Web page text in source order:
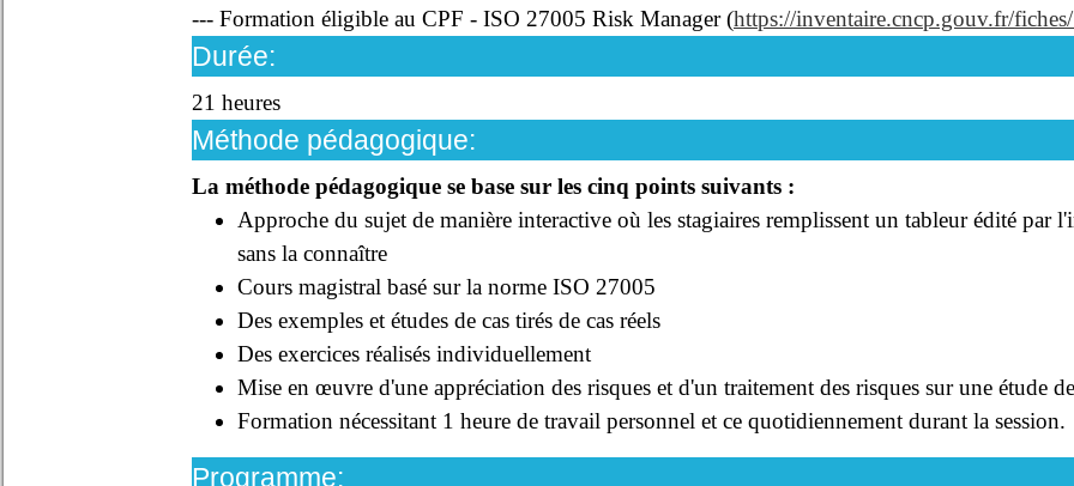
--- Formation éligible au CPF - ISO 27005 Risk Manager (https://inventaire.cncp.gouv.fr/
Durée:
21 heures
Méthode pédagogique:
La méthode pédagogique se base sur les cinq points suivants :
Approche du sujet de manière interactive où les stagiaires remplissent un tableur édité par
sans la connaître
Cours magistral basé sur la norme ISO 27005
Des exemples et études de cas tirés de cas réels
Des exercices réalisés individuellement
Mise en œuvre d'une appréciation des risques et d'un traitement des risques sur une étude
Formation nécessitant 1 heure de travail personnel et ce quotidiennement durant la session.
Programme: